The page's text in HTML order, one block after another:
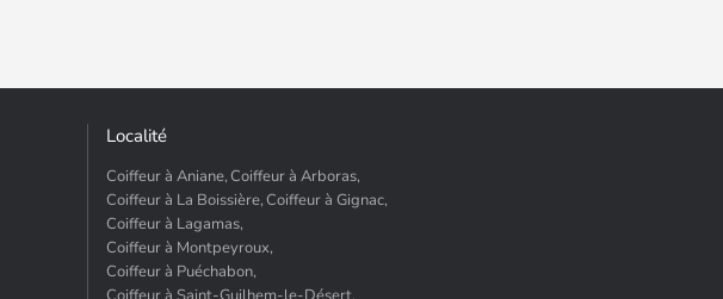
Localité
Coiffeur à Aniane, Coiffeur à Arboras,
Coiffeur à La Boissière, Coiffeur à Gignac,
Coiffeur à Lagamas,
Coiffeur à Montpeyroux,
Coiffeur à Puéchabon,